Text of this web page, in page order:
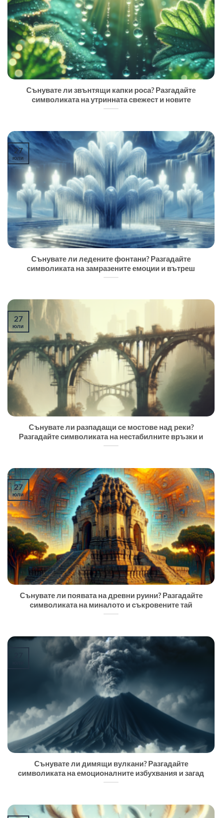
Сънувате ли звънтящи капки роса? Разгадайте
символиката на утринната свежест и новите
Сънувате ли ледените фонтани? Разгадайте
символиката на замразените емоции и вътреш
27
юли
Сънувате ли разпадащи се мостове над реки?
Разгадайте символиката на нестабилните връзки и
27
юли
Сънувате ли появата на древни руини? Разгадайте
символиката на миналото и съкровените тай
27
юли
Сънувате ли димящи вулкани? Разгадайте
символиката на емоционалните избухвания и загад